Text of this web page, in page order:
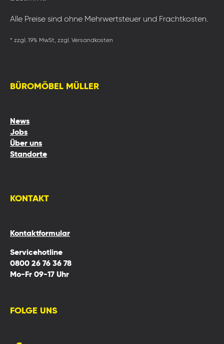
Alle Preise sind ohne Mehrwertsteuer und Frachtkosten.
* zzgl. 19% MwSt, zzgl. Versandkosten
BÜROMÖBEL MÜLLER
News
Jobs
Über uns
Standorte
KONTAKT
Kontaktformular
Servicehotline
0800 26 76 36 78
Mo-Fr 09-17 Uhr
FOLGE UNS